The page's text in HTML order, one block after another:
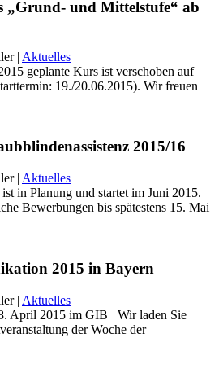
„Grund- und Mittelstufe“ ab
| Aktuelles
geplante Kurs ist verschoben auf
19./20.06.2015). Wir freuen
2015/16
| Aktuelles
in Planung und startet im Juni 2015.
Bewerbungen bis spätestens 15. Mai
2015 in Bayern
| Aktuelles
April 2015 im GIB Wir laden Sie
der Woche der